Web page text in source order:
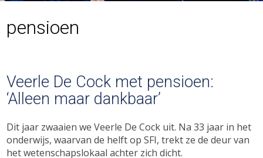
pensioen
Veerle De Cock met pensioen:
‘Alleen maar dankbaar’
Dit jaar zwaaien we Veerle De Cock uit. Na 33 jaar in het
onderwijs, waarvan de helft op SFI, trekt ze de deur van
het wetenschapslokaal achter zich dicht.